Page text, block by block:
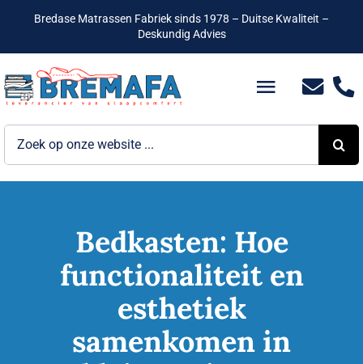
inhoud
Bredase Matrassen Fabriek sinds 1978 – Duitse Kwaliteit –
Deskundig Advies
Toggle
Bedden
Hotelbedden
Matrassen
Boxsprings
Bedkasten: Hoe
functionaliteit en
esthetiek
samenkomen in